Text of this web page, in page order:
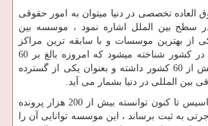
العاده تخصصی در دنیا میتوان به امور حقوقی
سطح بین الملل اشاره نمود ، موسسه بین
یکی از بهترین موسسات و با سابقه ترین مراکز
امور ثبتی و حقوقی در کشور شناخته میشود که امروزه بالغ بر 60
نمایندگی فعال در بیش از 60 کشور داشته و بعنوان یکی از گسترده
بین المللی در دنیا بشمار می آید.
موسسه ثبتا از بدو تاسیس تا کنون توانسته بیش از 200 هزار پرونده
به ثبت برساند ، این موسسه توانایی آن را